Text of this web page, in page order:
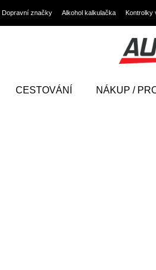
Dopravní značky Alkohol kalkulačka Kontrolky
CESTOVÁNÍ NÁKUP /